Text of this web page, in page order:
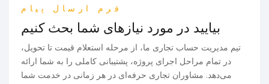
فرم ارسال پیام
بیایید در مورد نیازهای شما بحث کنیم
تیم مدیریت حساب تجاری ما، از مرحله استعلام قیمت تا تحویل،
در تمام مراحل اجرای پروژه، پشتیبانی کاملی را به شما ارائه
می‌دهد. مشاوران تجاری حرفه‌ای در هر زمانی در خدمت شما